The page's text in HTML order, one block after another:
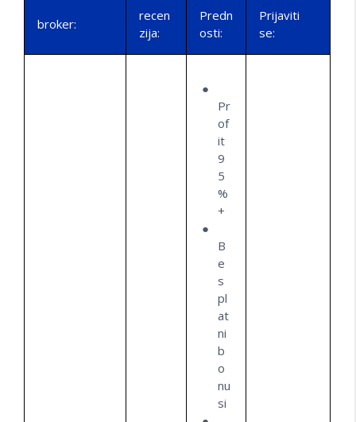
broker:
recen
zija:
Predn
osti:
Prijaviti
se:
Pr
of
it
9
5
%
+
B
e
s
pl
at
ni
b
o
nu
si